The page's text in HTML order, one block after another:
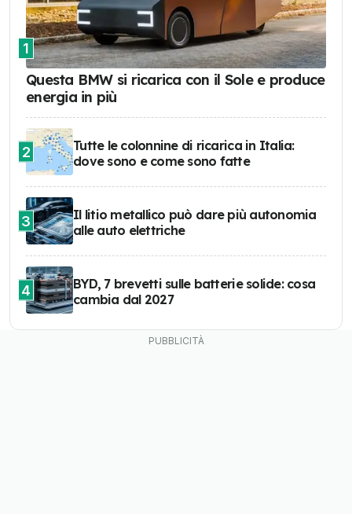
1
Questa BMW si ricarica con il Sole e produce
energia in più
2
Tutte le colonnine di ricarica in Italia:
dove sono e come sono fatte
3
Il litio metallico può dare più autonomia
alle auto elettriche
4
BYD, 7 brevetti sulle batterie solide: cosa
cambia dal 2027